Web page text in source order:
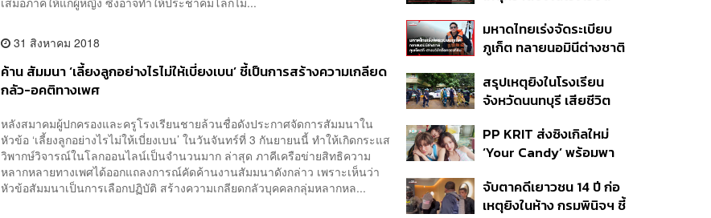
31 สิงหาคม 2018
ค้าน สัมมนา ‘เลี้ยงลูกอย่างไรไม่ให้เบี่ยงเบน’ ชี้เป็นการสร้างความเกลียด
กลัว-อคติทางเพศ
หลังสมาคมผู้ปกครองและครูโรงเรียนชายล้วนชื่อดังประกาศจัดการสัมมนาใน
หัวข้อ ‘เลี้ยงลูกอย่างไรไม่ให้เบี่ยงเบน’ ในวันจันทร์ที่ 3 กันยายนนี้ ทำให้เกิดกระแส
วิพากษ์วิจารณ์ในโลกออนไลน์เป็นจำนวนมาก ล่าสุด ภาคีเครือข่ายสิทธิความ
หลากหลายทางเพศได้ออกแถลงการณ์คัดค้านงานสัมมนาดังกล่าว เพราะเห็นว่า
หัวข้อสัมมนาเป็นการเลือกปฏิบัติ สร้างความเกลียดกลัวบุคคลกลุ่มหลากหล...
นักเรียน
มหาดไทยเร่งจัดระเบียบ
ภูเก็ต ทลายนอมินีต่างชาติ
ที่ดิน เคลียร์ใบอนุญาต
โรงแรมค้าง 7 ปี
สรุปเหตุยิงในโรงเรียน
จังหวัดนนทบุรี เสียชีวิต
ปมค้นประวัติคดีกราดยิงที่
สหรัฐฯ
PP KRIT ส่งซิงเกิลใหม่
‘Your Candy’ พร้อมพา
สิกวิดีโอ
จับตาคดีเยาวชน 14 ปี ก่อ
เหตุยิงในห้าง กรมพินิจฯ ชี้